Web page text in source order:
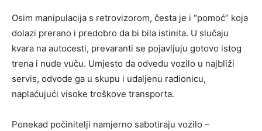
Osim manipulacija s retrovizorom, česta je i “pomoć” koja
dolazi prerano i predobro da bi bila istinita. U slučaju
kvara na autocesti, prevaranti se pojavljuju gotovo istog
trena i nude vuču. Umjesto da odvedu vozilo u najbliži
servis, odvode ga u skupu i udaljenu radionicu,
naplaćujući visoke troškove transporta.
Ponekad počinitelji namjerno sabotiraju vozilo –